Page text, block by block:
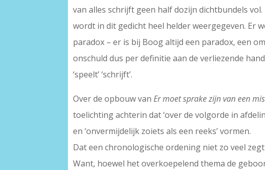
van alles schrijft geen half dozijn dichtbundels
wordt in dit gedicht heel helder weergegeven. Er
paradox – er is bij Boog altijd een paradox, een
onschuld dus per definitie aan de verliezende
‘speelt’ ‘schrijft’.
Over de opbouw vanEr moet sprake zijn van een
toelichting achterin dat ‘over de volgorde in
en ‘onvermijdelijk zoiets als een reeks’ vormen.
Dat een chronologische ordening niet zo veel
Want, hoewel het overkoepelend thema de